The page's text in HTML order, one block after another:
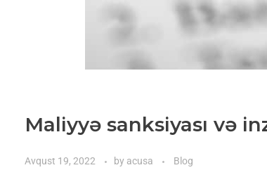
Maliyyə sanksiyası və
Avqust 19, 2022 by acusa Blog